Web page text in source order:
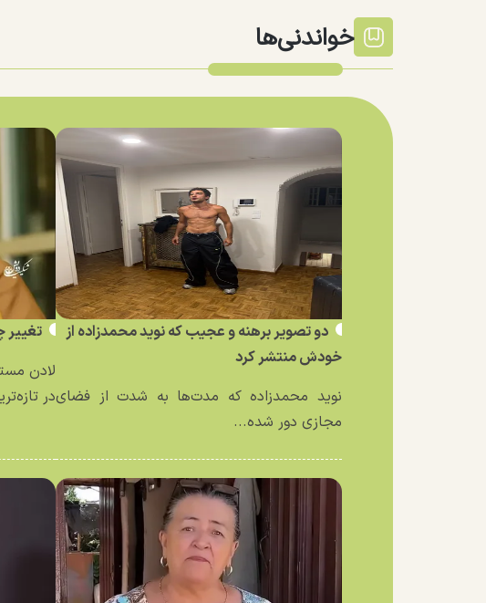
خواندنی‌ها
دو تصویر برهنه و عجیب که نوید محمدزاده از
خودش منتشر کرد
نوید محمدزاده که مدت‌ها به شدت از فضای
مجازی دور شده...
تغییر
لادن
در